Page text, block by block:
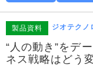
製品資料 ジオテクノ
“人の動き”をデ
ネス戦略はどう